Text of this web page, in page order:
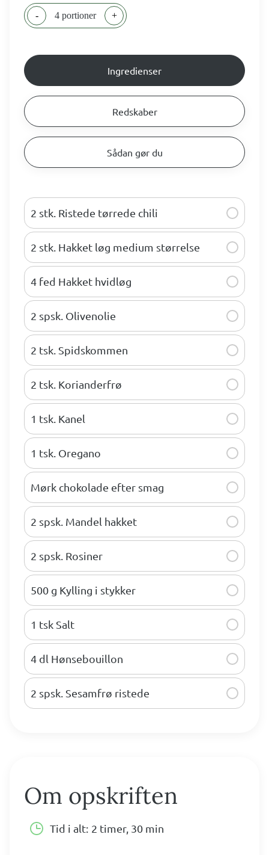
- 4 portioner +
Ingredienser
Redskaber
Sådan gør du
2 stk. Ristede tørrede chili
2 stk. Hakket løg medium størrelse
4 fed Hakket hvidløg
2 spsk. Olivenolie
2 tsk. Spidskommen
2 tsk. Korianderfrø
1 tsk. Kanel
1 tsk. Oregano
Mørk chokolade efter smag
2 spsk. Mandel hakket
2 spsk. Rosiner
500 g Kylling i stykker
1 tsk Salt
4 dl Hønsebouillon
2 spsk. Sesamfrø ristede
Om opskriften
Tid i alt: 2 timer, 30 min